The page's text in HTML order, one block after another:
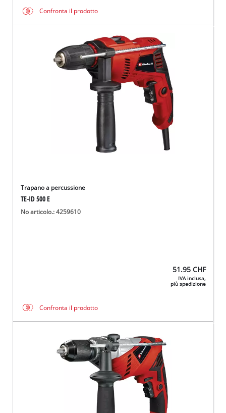
Confronta il prodotto
Trapano a percussione
TE-ID 500 E
No articolo.: 4259610
51.95 CHF
IVA inclusa,
più spedizione
Confronta il prodotto